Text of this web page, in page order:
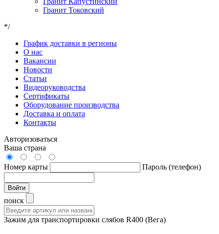
Гранит Токовский
*/
График доставки в регионы
О нас
Вакансии
Новости
Статьи
Видеоруководства
Сертификаты
Оборудование производства
Доставка и оплата
Контакты
Авторизоваться
Ваша страна
Номер карты Пароль (телефон)
Войти
поиск
Зажим для транспортировки слябов R400 (Вега)